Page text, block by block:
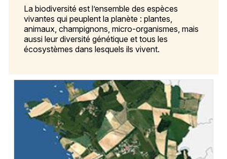
La biodiversité est l’ensemble des espèces
vivantes qui peuplent la planète : plantes,
animaux, champignons, micro-organismes, mais
aussi leur diversité génétique et tous les
écosystèmes dans lesquels ils vivent.